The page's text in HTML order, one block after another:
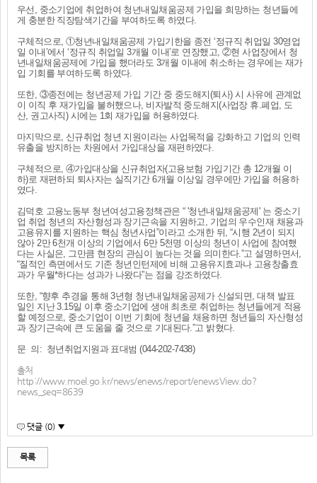
우선, 중소기업에 취업하여 청년내일채움공제 가입을 희망하는 청년들에
게 충분한 직장탐색기간을 부여하도록 하였다.
구체적으로, ①청년내일채움공제 가입기한을 종전 ‘정규직 취업일 30영업
일 이내’에서 ‘정규직 취업일 3개월 이내’로 연장했고, ②현 사업장에서 청
년내일채움공제에 가입을 했더라도 3개월 이내에 취소하는 경우에는 재가
입 기회를 부여하도록 하였다.
또한, ③종전에는 청년공제 가입 기간 중 중도해지(퇴사) 시 사유에 관계없
이 이직 후 재가입을 불허했으나, 비자발적 중도해지(사업장 휴.폐업, 도
산, 권고사직) 시에는 1회 재가입을 허용하였다.
마지막으로, 신규취업 청년 지원이라는 사업목적을 강화하고 기업의 인력
유출을 방지하는 차원에서 가입대상을 재편하였다.
구체적으로, ④가입대상을 신규취업자(고용보험 가입기간 총 12개월 이
하)로 재편하되 퇴사자는 실직기간 6개월 이상일 경우에만 가입을 허용하
였다.
김덕호 고용노동부 청년여성고용정책관은 “ '청년내일채움공제' 는 중소기
업 취업 청년의 자산형성과 장기근속을 지원하고, 기업의 우수인재 채용과
고용유지를 지원하는 핵심 청년사업”이라고 소개한 뒤, “시행 2년이 되지
않아 2만 6천개 이상의 기업에서 6만 5천명 이상의 청년이 사업에 참여했
다는 사실은, 그만큼 현장의 관심이 높다는 것을 의미한다.”고 설명하면서,
“질적인 측면에서도 기존 청년인턴제에 비해 고용유지효과나 고용창출효
과가 우월*하다는 성과가 나왔다”는 점을 강조하였다.
또한, “향후 추경을 통해 3년형 청년내일채움공제가 신설되면, 대책 발표
일인 지난 3.15일 이후 중소기업에 생애 최초로 취업하는 청년들에게 적용
할 예정으로, 중소기업이 이번 기회에 청년을 채용하면 청년들의 자산형성
과 장기근속에 큰 도움을 줄 것으로 기대된다.”고 밝혔다.
문 의: 청년취업지원과 표대범 (044-202-7438)
출처
http://www.moel.go.kr/news/enews/report/enewsView.do?
news_seq=8639
댓글 (0) ▼
목록